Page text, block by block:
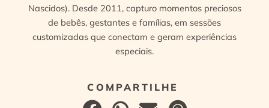
Nascidos). Desde 2011, capturo momentos preciosos
de bebês, gestantes e famílias, em sessões
customizadas que conectam e geram experiências
especiais.